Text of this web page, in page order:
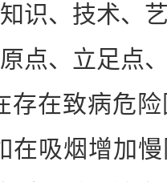
识、技术、
点、立足点
存在致病危
在吸烟增加